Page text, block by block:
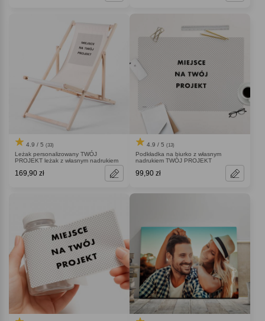
4.9 / 5 (33)
Leżak personalizowany TWÓJ
PROJEKT leżak z własnym nadrukiem
169,90 zł
4.9 / 5 (13)
Podkładka na biurko z własnym
nadrukiem TWÓJ PROJEKT
99,90 zł